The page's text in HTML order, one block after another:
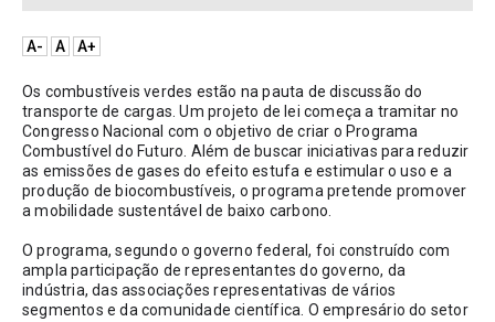
A- A A+
Os combustíveis verdes estão na pauta de discussão do
transporte de cargas. Um projeto de lei começa a tramitar no
Congresso Nacional com o objetivo de criar o Programa
Combustível do Futuro. Além de buscar iniciativas para reduzir
as emissões de gases do efeito estufa e estimular o uso e a
produção de biocombustíveis, o programa pretende promover
a mobilidade sustentável de baixo carbono.
O programa, segundo o governo federal, foi construído com
ampla participação de representantes do governo, da
indústria, das associações representativas de vários
segmentos e da comunidade científica. O empresário do setor